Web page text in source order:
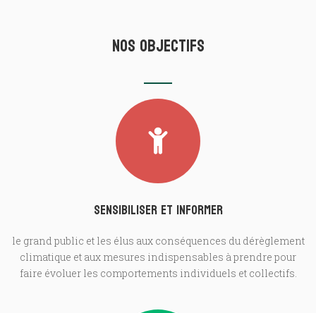
Nos Objectifs
Sensibiliser et informer
le grand public et les élus aux conséquences du dérèglement
climatique et aux mesures indispensables à prendre pour
faire évoluer les comportements individuels et collectifs.